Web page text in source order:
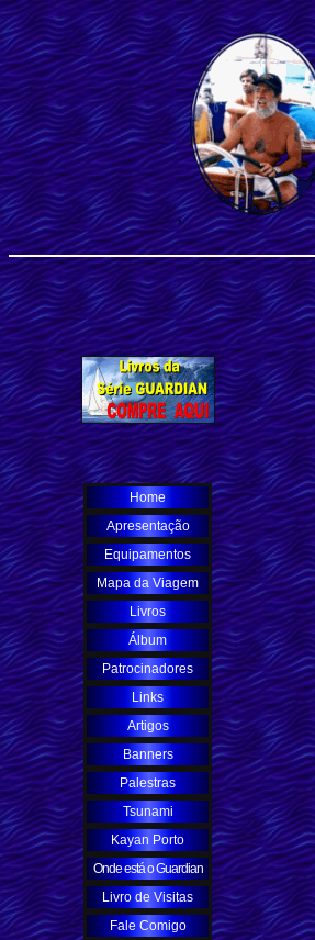
,
Home
Apresentação
Equipamentos
Mapa da Viagem
Livros
Álbum
Patrocinadores
Links
Artigos
Banners
Palestras
Tsunami
Kayan Porto
Onde está o Guardian
Livro de Visitas
Fale Comigo